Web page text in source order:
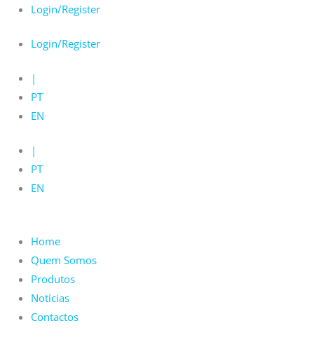
Skip
content
Login/Register
Login/Register
|
PT
EN
|
PT
EN
Home
Quem Somos
Produtos
Notícias
Contactos